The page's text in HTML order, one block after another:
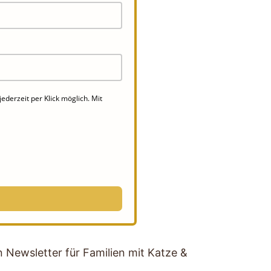
per Klick möglich. Mit
Newsletter für Familien mit Katze &